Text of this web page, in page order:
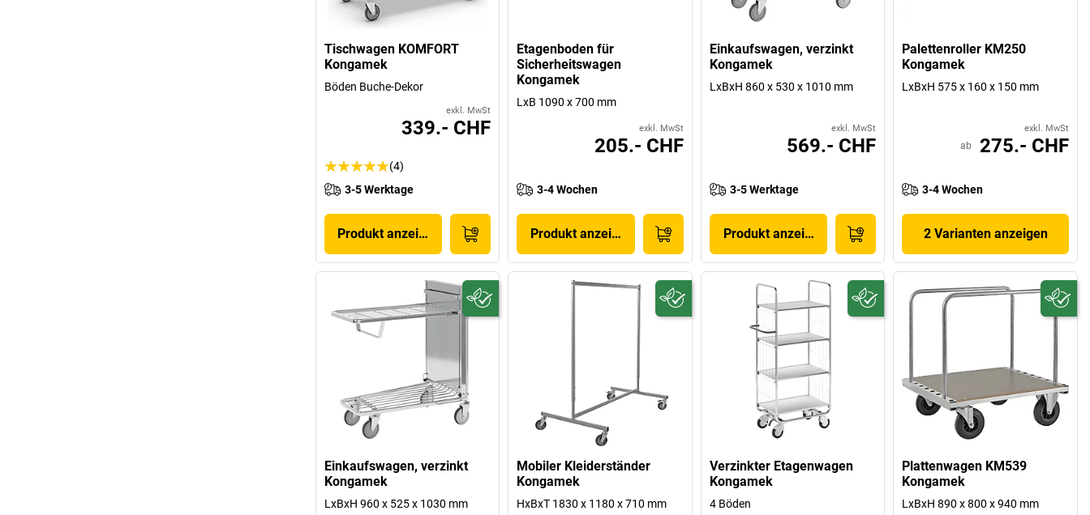
Tischwagen KOMFORT
Kongamek
Böden Buche-Dekor
exkl. MwSt
339.- CHF
(4)
3-5 Werktage
Produkt anzeigen
Etagenboden für
Sicherheitswagen
Kongamek
LxB 1090 x 700 mm
exkl. MwSt
205.- CHF
3-4 Wochen
Produkt anzeigen
Einkaufswagen, verzinkt
Kongamek
LxBxH 860 x 530 x 1010 mm
exkl. MwSt
569.- CHF
3-5 Werktage
Produkt anzeigen
Palettenroller KM250
Kongamek
LxBxH 575 x 160 x 150 mm
exkl. MwSt
ab 275.- CHF
3-4 Wochen
2 Varianten anzeigen
Einkaufswagen, verzinkt
Kongamek
LxBxH 960 x 525 x 1030 mm
Mobiler Kleiderständer
Kongamek
HxBxT 1830 x 1180 x 710 mm
Verzinkter Etagenwagen
Kongamek
4 Böden
Plattenwagen KM539
Kongamek
LxBxH 890 x 800 x 940 mm